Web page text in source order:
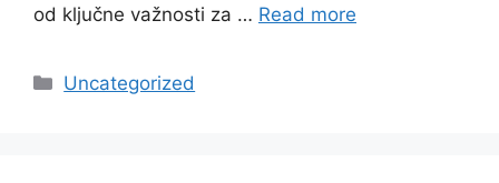
od ključne važnosti za … Read more
Categories
Uncategorized